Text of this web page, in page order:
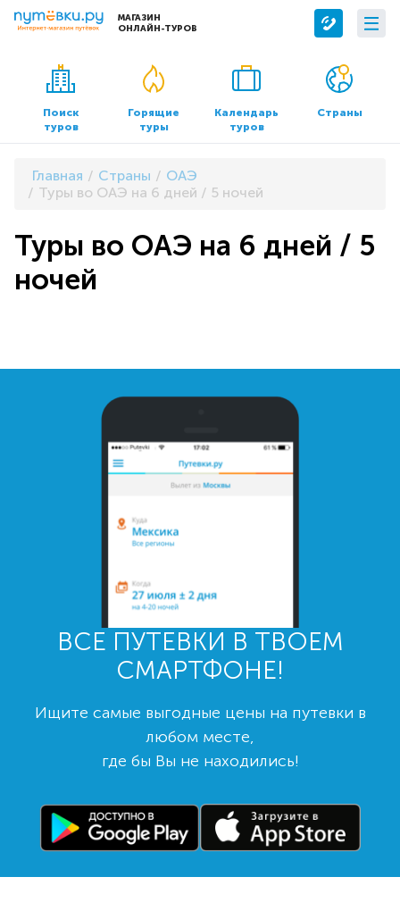
МАГАЗИН
ОНЛАЙН-ТУРОВ
Сервисы
Бронирование отелей
Трансфер
О компании
О нас
Контакты
Документы и реквизиты
Поиск
туров
Горящие
туры
Календарь
туров
Страны
Главная Страны
ОАЭ
Туры во ОАЭ на 6 дней / 5 ночей
Туры во ОАЭ на 6 дней / 5
ночей
ВСЕ ПУТЕВКИ В ТВОЕМ
СМАРТФОНЕ!
Ищите самые выгодные цены на путевки в
любом месте,
где бы Вы не находились!